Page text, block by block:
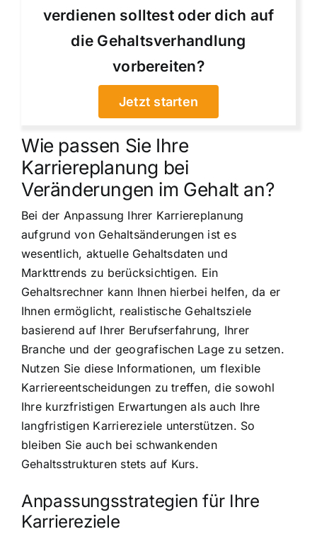
verdienen solltest oder dich auf
die Gehaltsverhandlung
vorbereiten?
Jetzt starten
Wie passen Sie Ihre
Karriereplanung bei
Veränderungen im Gehalt an?
Bei der Anpassung Ihrer Karriereplanung
aufgrund von Gehaltsänderungen ist es
wesentlich, aktuelle Gehaltsdaten und
Markttrends zu berücksichtigen. Ein
Gehaltsrechner kann Ihnen hierbei helfen, da er
Ihnen ermöglicht, realistische Gehaltsziele
basierend auf Ihrer Berufserfahrung, Ihrer
Branche und der geografischen Lage zu setzen.
Nutzen Sie diese Informationen, um flexible
Karriereentscheidungen zu treffen, die sowohl
Ihre kurzfristigen Erwartungen als auch Ihre
langfristigen Karriereziele unterstützen. So
bleiben Sie auch bei schwankenden
Gehaltsstrukturen stets auf Kurs.
Anpassungsstrategien für Ihre
Karriereziele